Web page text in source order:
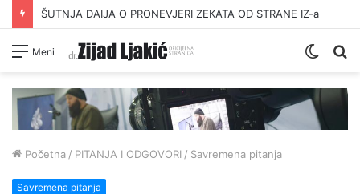
ŠUTNJA DAIJA O PRONEVJERI ZEKATA OD STRANE IZ-a
Meni
Switch
Početna / PITANJA I ODGOVORI / Savremena pitanja
Savremena pitanja